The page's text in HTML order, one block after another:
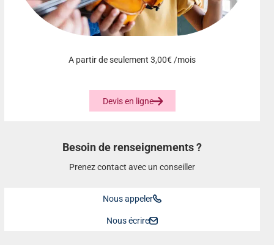
A partir de seulement 3,00€ /mois
Devis en ligne
Besoin de renseignements ?
Prenez contact avec un conseiller
Nous appeler
Nous écrire